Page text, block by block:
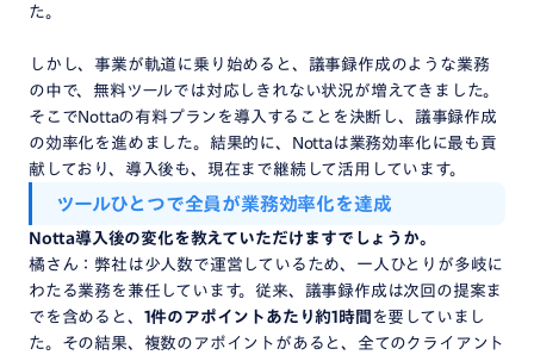
た。
しかし、事業が軌道に乗り始めると、議事録作成のような業務
の中で、無料ツールでは対応しきれない状況が増えてきました。
そこでNottaの有料プランを導入することを決断し、議事録作成
の効率化を進めました。結果的に、Nottaは業務効率化に最も貢
献しており、導入後も、現在まで継続して活用しています。
ツールひとつで全員が業務効率化を達成
Notta導入後の変化 を教えて いただけますでしょうか。
橘さん：弊社は少人数で運営しているため、一人ひとりが多岐に
わたる業務を兼任しています。従来、議事録作成は次回の提案ま
でを含めると、 1件のアポイントあたり約1時間 を要していまし
た。その結果、複数のアポイントがあると、全てのクライアント